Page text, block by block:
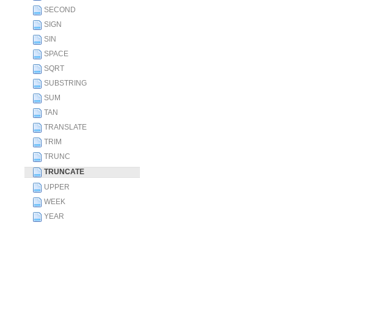
SECOND
SIGN
SIN
SPACE
SQRT
SUBSTRING
SUM
TAN
TRANSLATE
TRIM
TRUNC
TRUNCATE
UPPER
WEEK
YEAR